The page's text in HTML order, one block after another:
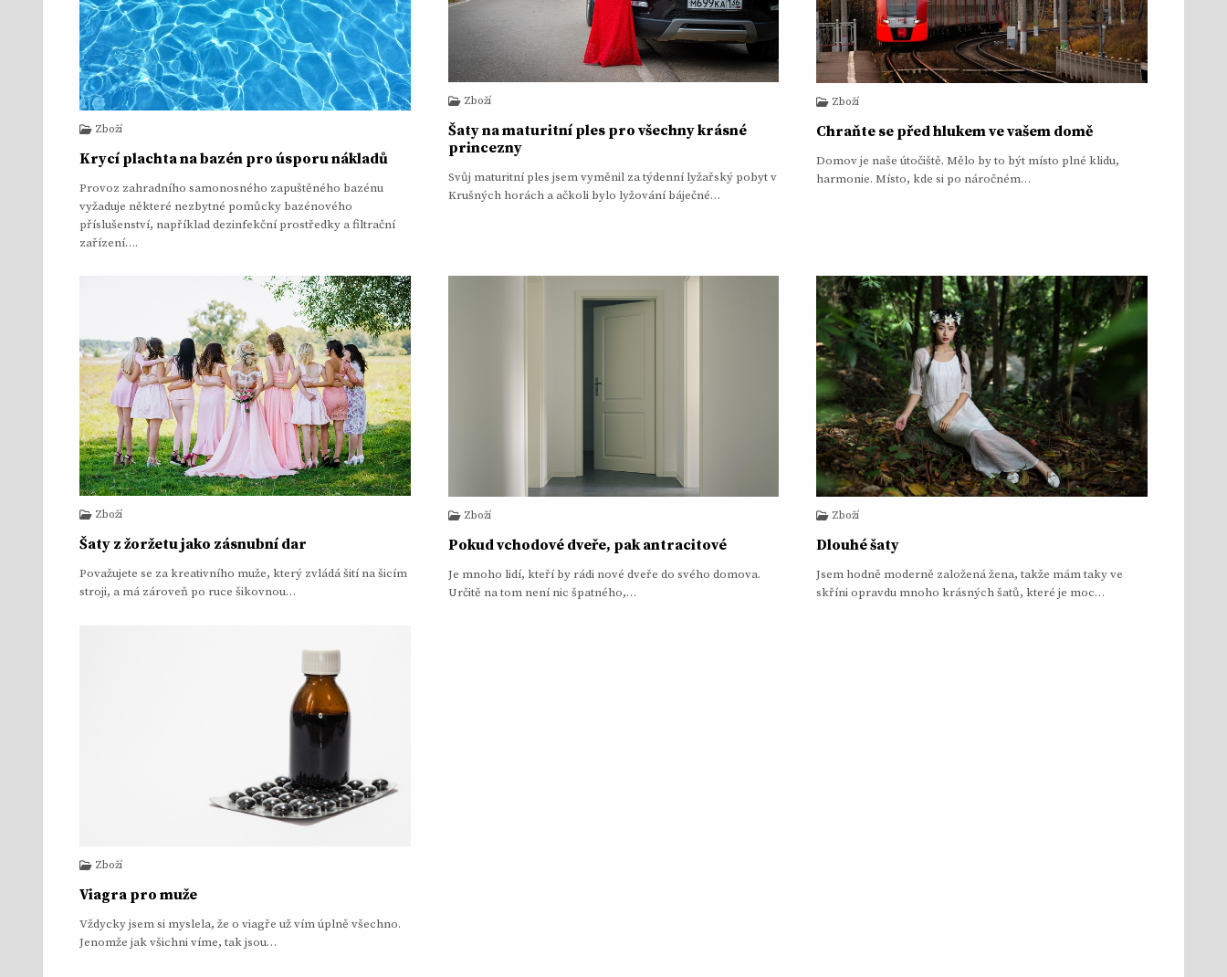
Zboží
Krycí plachta na bazén pro úsporu nákladů
Provoz zahradního samonosného zapuštěného bazénu
vyžaduje některé nezbytné pomůcky bazénového
příslušenství, například dezinfekční prostředky a filtrační
zařízení….
Zboží
Šaty na maturitní ples pro všechny krásné
princezny
Svůj maturitní ples jsem vyměnil za týdenní lyžařský pobyt v
Krušných horách a ačkoli bylo lyžování báječné…
Zboží
Chraňte se před hlukem ve vašem domě
Domov je naše útočiště. Mělo by to být místo plné klidu,
harmonie. Místo, kde si po náročném…
Zboží
Šaty z žoržetu jako zásnubní dar
Považujete se za kreativního muže, který zvládá šití na šicím
stroji, a má zároveň po ruce šikovnou…
Zboží
Pokud vchodové dveře, pak antracitové
Je mnoho lidí, kteří by rádi nové dveře do svého domova.
Určitě na tom není nic špatného,…
Zboží
Dlouhé šaty
Jsem hodně moderně založená žena, takže mám taky ve
skříni opravdu mnoho krásných šatů, které je moc…
Zboží
Viagra pro muže
Vždycky jsem si myslela, že o viagře už vím úplně všechno.
Jenomže jak všichni víme, tak jsou…